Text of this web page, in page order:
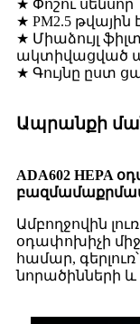
★ Փոշու
★ PM2.5 թվային
★ Միաձույլ
ակտիվացված
★ Գույնը ըստ
Ապրանքի
ADA602 HEPA
Ամբողջովին
օդափոխիչի
համար,
նորածինների